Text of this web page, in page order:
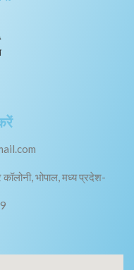
कॉलोनी, भोपाल, मध्य प्रदेश-